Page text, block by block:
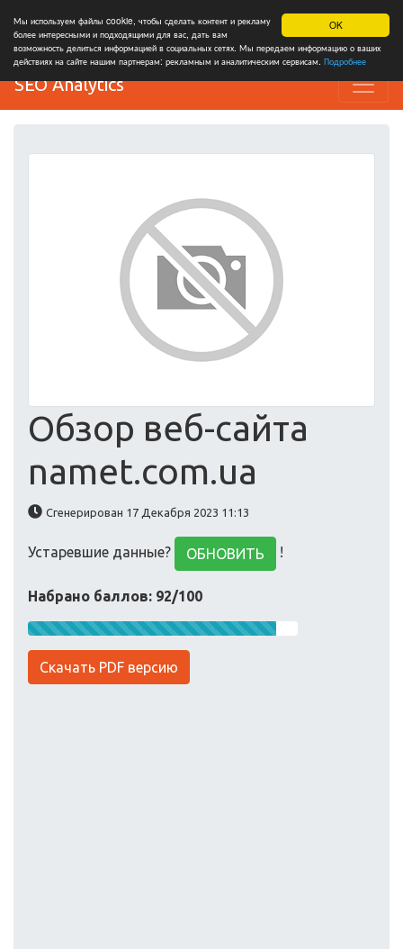
OK
Мы используем файлы cookie, чтобы сделать контент и рекламу
более интересными и подходящими для вас, дать вам
возможность делиться информацией в социальных сетях. Мы передаем информацию о ваших
действиях на сайте нашим партнерам: рекламным и аналитическим сервисам. Подробнее
SEO Analytics
Обзор веб-сайта
namet.com.ua
Сгенерирован 17 Декабря 2023 11:13
Устаревшие данные? ОБНОВИТЬ !
Набрано баллов: 92/100
Скачать PDF версию